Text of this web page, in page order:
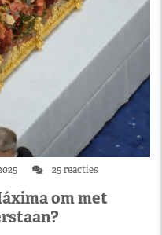
25 reacties
om met